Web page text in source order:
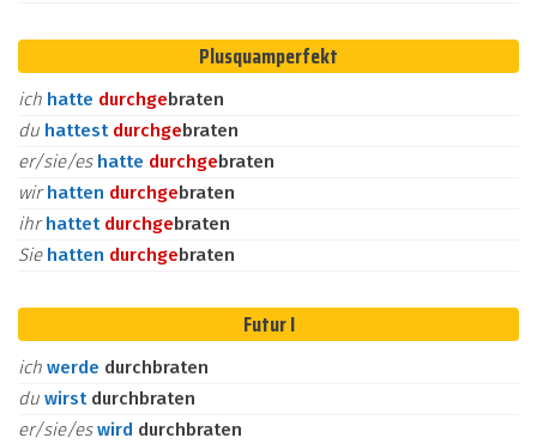
Plusquamperfekt
ich hatte durchgebraten
du hattest durchgebraten
er/sie/es hatte durchgebraten
wirhatten durchgebraten
ihrhattet durchgebraten
Sie hatten durchgebraten
Futur I
ich werde durchbraten
du wirst durchbraten
er/sie/eswird durchbraten